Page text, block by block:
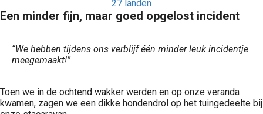
Een minder fijn, maar goed opgelost incident
“We hebben tijdens ons verblijf één minder leuk incidentje
meegemaakt!”
Toen we in de ochtend wakker werden en op onze veranda
kwamen, zagen we een dikke hondendrol op het tuingedeelte bij